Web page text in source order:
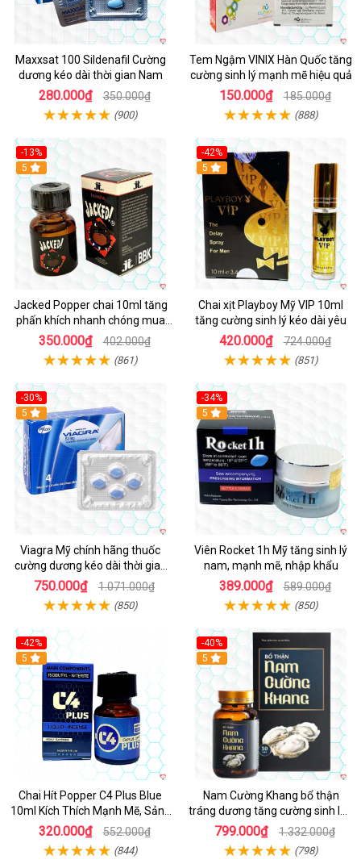
Maxxsat 100 Sildenafil Cường
dương kéo dài thời gian Nam
280.000₫ 350.000₫
(900)
Tem Ngậm VINIX Hàn Quốc tăng
cường sinh lý mạnh mẽ hiệu quả
150.000₫ 185.000₫
(888)
-13%
5
Jacked Popper chai 10ml tăng
phấn khích nhanh chóng mua
ngay
350.000₫ 402.000₫
(861)
-42%
5
Chai xịt Playboy Mỹ VIP 10ml
tăng cường sinh lý kéo dài yêu
420.000₫ 724.000₫
(851)
-30%
5
Viagra Mỹ chính hãng thuốc
cường dương kéo dài thời gian
cho Nam nhập khẩu chính ngạch
750.000₫ 1.071.000₫
(850)
-34%
5
Viên Rocket 1h Mỹ tăng sinh lý
nam, mạnh mẽ, nhập khẩu
389.000₫ 589.000₫
(850)
-42%
5
Chai Hít Popper C4 Plus Blue
10ml Kích Thích Mạnh Mẽ, Sảng
Khoái
320.000₫ 552.000₫
(844)
-40%
5
Nam Cường Khang bổ thận
tráng dương tăng cường sinh lực
nam
799.000₫ 1.332.000₫
(798)